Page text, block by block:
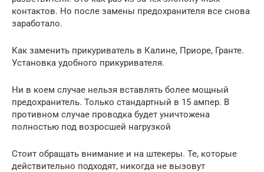
контактов. Но после замены предохранителя все снова
заработало.
Как заменить прикуриватель в Калине, Приоре, Гранте.
Установка удобного прикуривателя.
Ни в коем случае нельзя вставлять более мощный
предохранитель. Только стандартный в 15 ампер. В
противном случае проводка будет уничтожена
полностью под возросшей нагрузкой
Стоит обращать внимание и на штекеры. Те, которые
действительно подходят, никогда не вызовут